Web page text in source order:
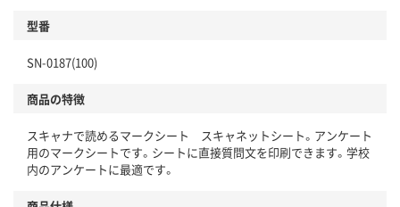
型番
SN-0187(100)
商品の特徴
スキャナで読めるマークシート スキャネットシート。アンケート
用のマークシートです。シートに直接質問文を印刷できます。学校
内のアンケートに最適です。